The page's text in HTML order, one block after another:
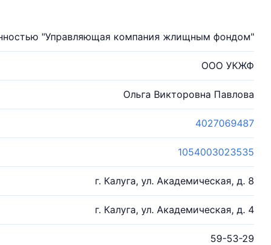
"Управляющая компания жлищным фондом"
ООО УКЖФ
Ольга Викторовна Павлова
4027069487
1054003023535
г. Калуга, ул. Академическая, д. 8
г. Калуга, ул. Академическая, д. 4
59-53-29